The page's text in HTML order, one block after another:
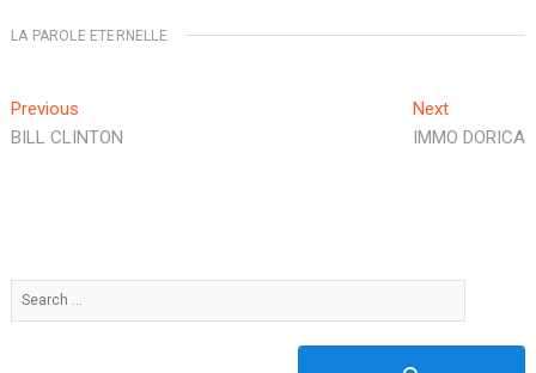
LA PAROLE ETERNELLE
Navigation
de
PreviousPrevious
post:
BILL CLINTON
NextNext
post:
IMMO DORICA
Search
…